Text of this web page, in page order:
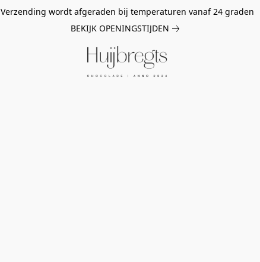
Verzending wordt afgeraden bij temperaturen vanaf 24 graden
BEKIJK OPENINGSTIJDEN